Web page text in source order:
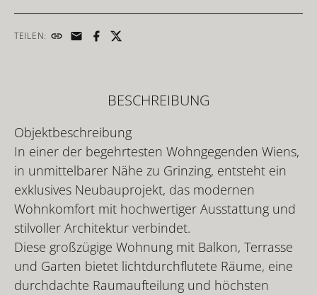
TEILEN:
BESCHREIBUNG
Objektbeschreibung
In einer der begehrtesten Wohngegenden Wiens,
in unmittelbarer Nähe zu Grinzing, entsteht ein
exklusives Neubauprojekt, das modernen
Wohnkomfort mit hochwertiger Ausstattung und
stilvoller Architektur verbindet.
Diese großzügige Wohnung mit Balkon, Terrasse
und Garten bietet lichtdurchflutete Räume, eine
durchdachte Raumaufteilung und höchsten